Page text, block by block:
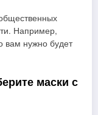
Например,
вам нужно будет
маски с